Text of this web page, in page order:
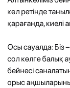
көл ретінде
қарағанда, киелі
Осы сауалда: Біз
сол көлге балық
бейнесі
орыс